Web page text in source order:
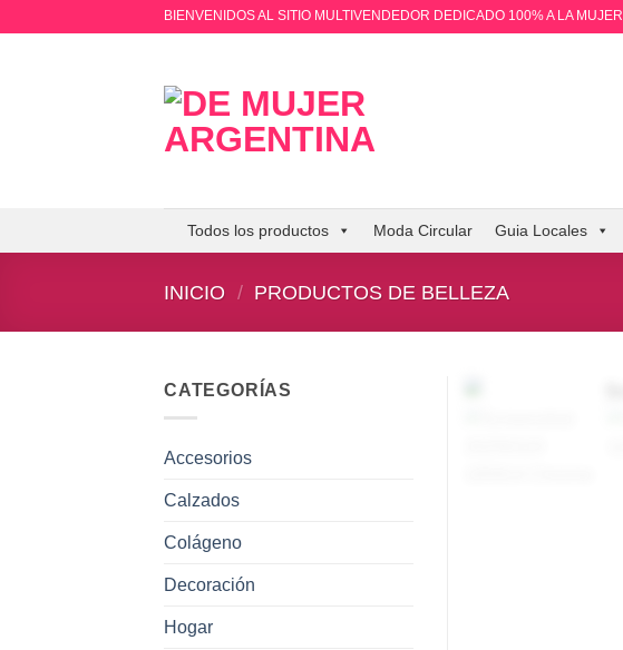
BIENVENIDOS AL SITIO MULTIVENDEDOR DEDICADO 100% A LA MUJER
Todos los productos Moda Circular Guia Locales
INICIO / PRODUCTOS DE BELLEZA
CATEGORÍAS
Accesorios
Calzados
Colágeno
Decoración
Hogar